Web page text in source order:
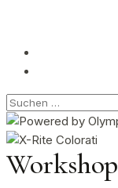
Suchen
nach:
Workshop